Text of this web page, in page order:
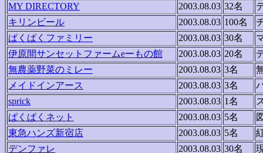
MY DIRECTORY
2003.08.03 32名
キリンビール
2003.08.03 100名
ぱくぱくファミリー
2003.08.03 30名
伊原間サンセットファームeーもの館
2003.08.03 20名
無農薬野菜のミレー
2003.08.03 3名
メイドインアース
2003.08.03 3名
sprick
2003.08.03 1名
ぱくぱくネット
2003.08.03 5名
東急ハンズ新宿店
2003.08.03 5名
デンファレ
2003.08.03 30名